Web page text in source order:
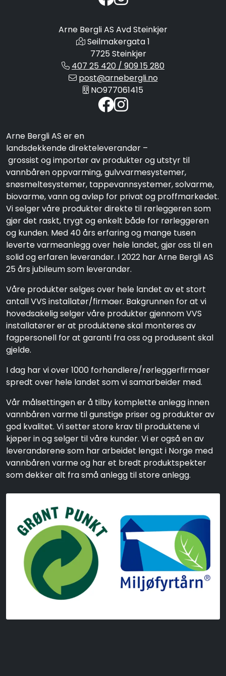
Arne Bergli AS Avd Steinkjer
Seilmakergata 1
7725 Steinkjer
407 25 420 / 909 15 280
post@arnebergli.no
NO977061415
Arne Bergli AS er en
landsdekkende direkteleverandør –
grossist og importør av produkter og utstyr til
vannbåren oppvarming, gulvvarmesystemer,
snøsmeltesystemer, tappevannsystemer, solvarme,
biovarme, vann og avløp for privat og proffmarkedet.
Vi selger våre produkter direkte til rørleggeren som
gjør det raskt, trygt og enkelt både for rørleggeren
og kunden. Med 40 års erfaring og mange tusen
leverte varmeanlegg over hele landet, gjør oss til en
solid og erfaren leverandør. I 2022 har Arne Bergli AS
25 års jubileum som leverandør.
Våre produkter selges over hele landet av et stort
antall VVS installatør/firmaer. Bakgrunnen for at vi
hovedsakelig selger våre produkter gjennom VVS
installatører er at produktene skal monteres av
fagpersonell for at garanti fra oss og produsent skal
gjelde.
I dag har vi over 1000 forhandlere/rørleggerfirmaer
spredt over hele landet som vi samarbeider med.
Vår målsettingen er å tilby komplette anlegg innen
vannbåren varme til gunstige priser og produkter av
god kvalitet. Vi setter store krav til produktene vi
kjøper in og selger til våre kunder. Vi er også en av
leverandørene som har arbeidet lengst i Norge med
vannbåren varme og har et bredt produktspekter
som dekker alt fra små anlegg til store anlegg.